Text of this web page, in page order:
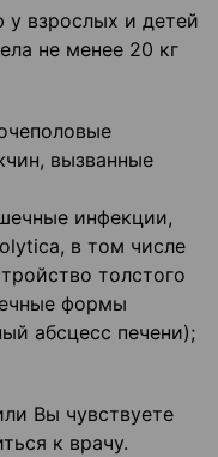
у взрослых и детей
не менее 20 кг
вызванные
инфекции,
в том числе
толстого
формы
абсцесс печени);
Вы чувствуете
к врачу.